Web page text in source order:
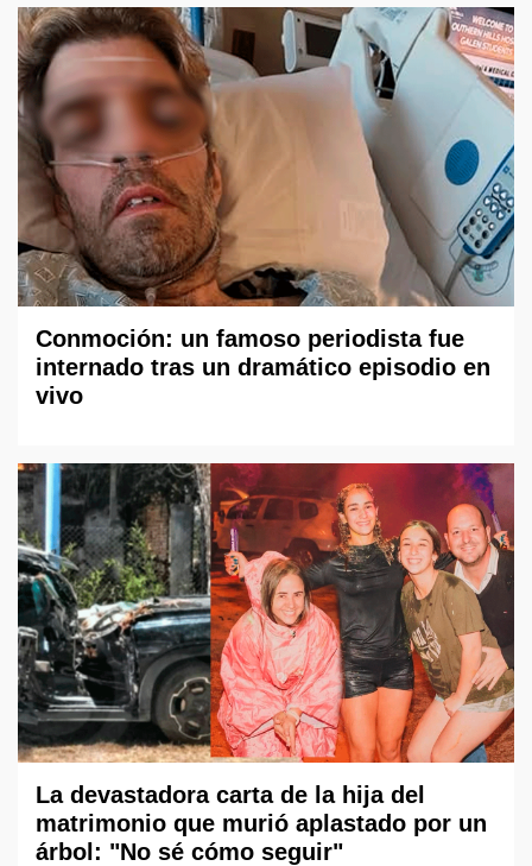
Conmoción: un famoso periodista fue
internado tras un dramático episodio en
vivo
La devastadora carta de la hija del
matrimonio que murió aplastado por un
árbol: "No sé cómo seguir"